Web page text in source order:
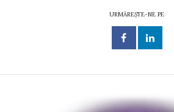
URMĂREȘTE-NE PE